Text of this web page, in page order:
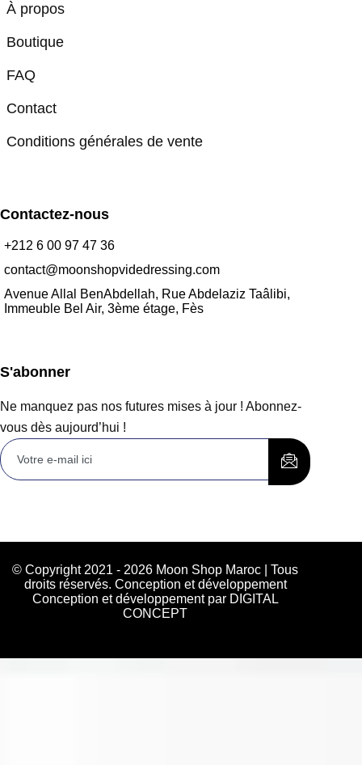
À propos
Boutique
FAQ
Contact
Conditions générales de vente
Contactez-nous
+212 6 00 97 47 36
contact@moonshopvidedressing.com
Avenue Allal BenAbdellah, Rue Abdelaziz Taâlibi,
Immeuble Bel Air, 3ème étage, Fès
S'abonner
Ne manquez pas nos futures mises à jour ! Abonnez-
vous dès aujourd’hui !
© Copyright 2021 - 2026 Moon Shop Maroc | Tous
droits réservés. Conception et développement
Conception et développement par DIGITAL
CONCEPT